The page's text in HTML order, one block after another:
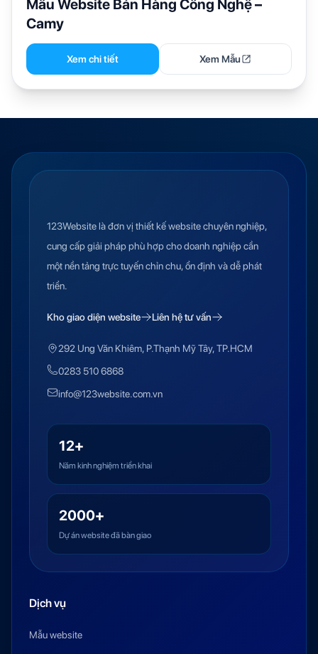
Mẫu Website Bán Hàng Công Nghệ –
Camy
Xem chi tiết Xem Mẫu
123Website là đơn vị thiết kế website chuyên nghiệp,
cung cấp giải pháp phù hợp cho doanh nghiệp cần
một nền tảng trực tuyến chỉn chu, ổn định và dễ phát
triển.
Kho giao diện website Liên hệ tư vấn
292 Ung Văn Khiêm, P.Thạnh Mỹ Tây, TP.HCM
0283 510 6868
info@123website.com.vn
12+
Năm kinh nghiệm triển khai
2000+
Dự án website đã bàn giao
Dịch vụ
Mẫu website